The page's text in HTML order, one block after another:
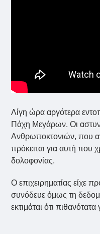
Λίγη ώρα αργότερα
Πάχη Μεγάρων. Οι
Ανθρωποκτονιών, που
πρόκειται για αυτή που
δολοφονίας.
Ο επιχειρηματίας είχε
συνόδευε όμως τη
εκτιμάται ότι